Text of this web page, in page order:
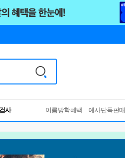
사
여름방학혜택 예사단독판매